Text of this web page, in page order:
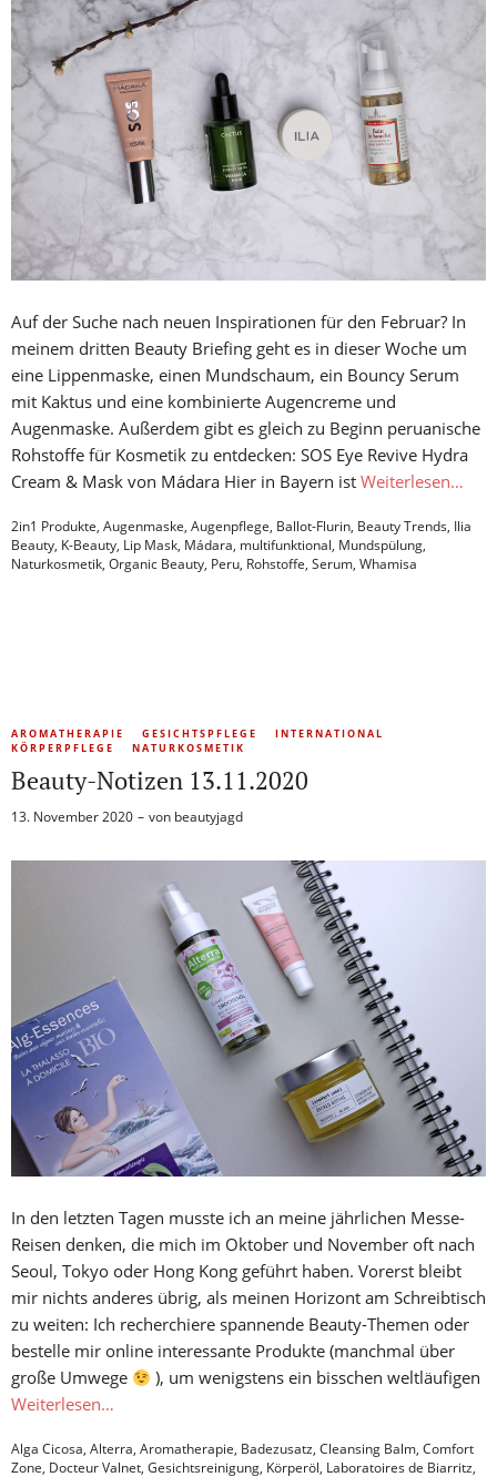
Auf der Suche nach neuen Inspirationen für den Februar? In
meinem dritten Beauty Briefing geht es in dieser Woche um
eine Lippenmaske, einen Mundschaum, ein Bouncy Serum
mit Kaktus und eine kombinierte Augencreme und
Augenmaske. Außerdem gibt es gleich zu Beginn peruanische
Rohstoffe für Kosmetik zu entdecken: SOS Eye Revive Hydra
Cream & Mask von Mádara Hier in Bayern ist Weiterlesen…
2in1 Produkte, Augenmaske, Augenpflege, Ballot-Flurin, Beauty Trends, Ilia
Beauty, K-Beauty, Lip Mask, Mádara, multifunktional, Mundspülung,
Naturkosmetik, Organic Beauty, Peru, Rohstoffe, Serum, Whamisa
AROMATHERAPIE GESICHTSPFLEGE
INTERNATIONAL
KÖRPERPFLEGE
NATURKOSMETIK
Beauty-Notizen 13.11.2020
13. November 2020 von beautyjagd
In den letzten Tagen musste ich an meine jährlichen Messe-
Reisen denken, die mich im Oktober und November oft nach
Seoul, Tokyo oder Hong Kong geführt haben. Vorerst bleibt
mir nichts anderes übrig, als meinen Horizont am Schreibtisch
zu weiten: Ich recherchiere spannende Beauty-Themen oder
bestelle mir online interessante Produkte (manchmal über
große Umwege
), um wenigstens ein bisschen weltläufigen
Weiterlesen…
Alga Cicosa, Alterra, Aromatherapie, Badezusatz, Cleansing Balm, Comfort
Zone, Docteur Valnet, Gesichtsreinigung, Körperöl, Laboratoires de Biarritz,